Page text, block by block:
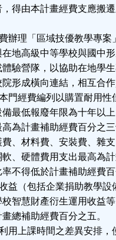
由本計畫經費支應搬遷
理「區域技優教學專案
高級中等學校與國中形
營隊，以協助在地學生
成橫向連結，相互合作
經費編列以購置耐用性
低報廢年限為十年以上
計畫補助經費百分之三
材料費、安裝費、雜支
硬體費用支出最高為計
得低於計畫補助經費百
（包括企業捐助教學設
智慧財產衍生運用收益
補助經費百分之五。
上課時間之差異安排，